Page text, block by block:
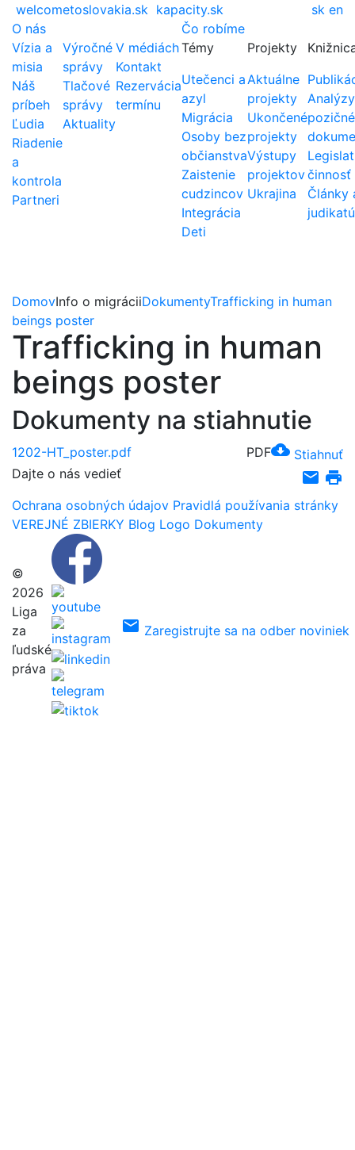
welcometoslovakia.sk kapacity.sk sk en
O nás
Vízia a
misia
Náš
príbeh
Ľudia
Riadenie
a
kontrola
Partneri
Výročné
správy
Tlačové
správy
Aktuality
V médiách
Kontakt
Rezervácia
termínu
Čo robíme
Témy
Utečenci a
azyl
Migrácia
Osoby bez
občianstva
Zaistenie
cudzincov
Integrácia
Deti
Projekty
Aktuálne
projekty
Ukončené
projekty
Výstupy
projektov
Ukrajina
pozičné
činnosť
Články
DomovInfo o migráciiDokumentyTrafficking in human
beings poster
Trafficking in human
beings poster
Dokumenty na stiahnutie
1202-HT_poster.pdf PDFcloud_download Stiahnuť
Dajte o nás vedieť
email print
Ochrana osobných údajov Pravidlá používania stránky
VEREJNÉ ZBIERKY Blog Logo Dokumenty
©
2026
Liga
za
ľudské
práva
email Zaregistrujte sa na odber noviniek